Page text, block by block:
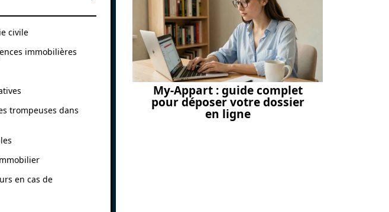
civile
immobilières
trompeuses dans
en cas de
My-Appart : guide complet
pour déposer votre dossier
en ligne